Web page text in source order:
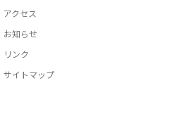
アクセス
お知らせ
リンク
サイトマップ